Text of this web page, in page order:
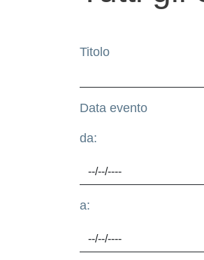
Titolo
Data evento
da:
a: